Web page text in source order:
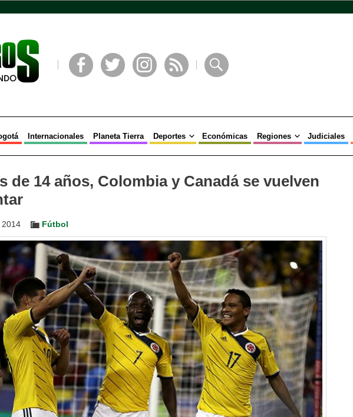
Internacionales Planeta Tierra Deportes Económicas Regiones Judiciales
de 14 años, Colombia y Canadá se vuelven
2014 Fútbol